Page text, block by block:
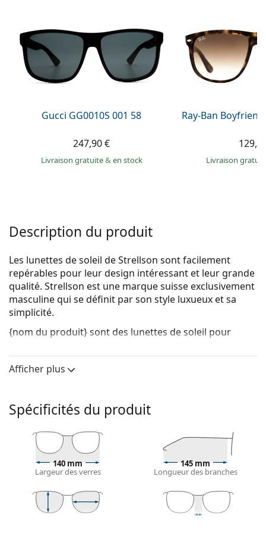
Prada
Toutes les marques
Gucci GG0010S 001 58
247,90 €
Livraison gratuite& en stock
Ray-Ban
Livraison
Description du produit
Les lunettes de soleil de Strellson sont facilement
repérables pour leur design intéressant et leur grande
qualité. Strellson est une marque suisse exclusivement
masculine qui se définit par son style luxueux et sa
simplicité.
{nom du produit}sont des lunettes de soleil pour
Monture de lunettes de soleil
cheveux châtain clair, noirs ou blond foncé.
idéal pour les personnes ayant une forme de visage
ronde, ovale ou triangulaire.
La monture des lunettes de soleil est fabriquée en
plastique de grande qualité, ce qui offre une grande
durabilité, un port confortable et un look
exceptionnel.
Afficher plus
Spécificités du produit
140 mm
Largeur des verres
145 mm
Longueur des branches